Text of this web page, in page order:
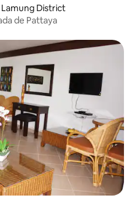
Lamung District
de Pattaya